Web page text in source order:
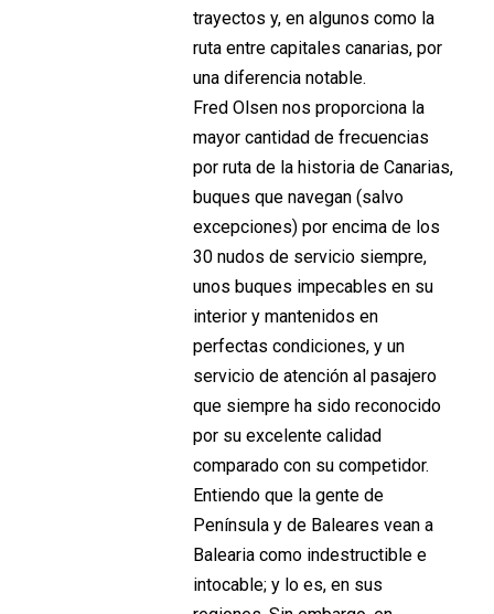
trayectos y, en algunos como la
ruta entre capitales canarias, por
una diferencia notable.
Fred Olsen nos proporciona la
mayor cantidad de frecuencias
por ruta de la historia de Canarias,
buques que navegan (salvo
excepciones) por encima de los
30 nudos de servicio siempre,
unos buques impecables en su
interior y mantenidos en
perfectas condiciones, y un
servicio de atención al pasajero
que siempre ha sido reconocido
por su excelente calidad
comparado con su competidor.
Entiendo que la gente de
Península y de Baleares vean a
Balearia como indestructible e
intocable; y lo es, en sus